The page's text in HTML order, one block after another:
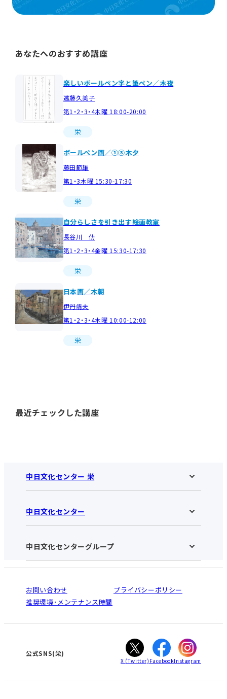
あなたへのおすすめ講座
楽しいボールペン字と筆ペン／木夜
遠藤久美子
第1・2・3・4木曜 18:00-20:00
栄
ボールペン画／①③木夕
藤田節雄
第1・3木曜 15:30-17:30
栄
自分らしさを引き出す絵画教室
長谷川 仂
第1・2・3・4金曜 15:30-17:30
栄
日本画／木朝
伊丹靖夫
第1・2・3・4木曜 10:00-12:00
栄
最近チェックした講座
中日文化センター 栄
中日文化センター 栄HOME
お知らせ
アクセス･営業時間
お申し込みの流れ
入会と受講のご案内
中日文化センター
中日文化センターHOME
中日文化センターとは
受講規約・会員特典
ご利用ガイド
オンライン講座受講の手順
WEBサイトのよくある質問
中日文化センターグループ
南大高
犬山
高蔵寺
大垣
津
お問い合わせ
プライバシーポリシー
推奨環境･メンテナンス時間
公式SNS(栄)
X (Twitter) FacebookInstagram